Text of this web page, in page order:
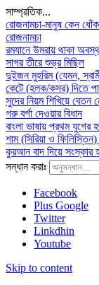
সাম্প্রতিক...
রোজনামচা-মানুষ কেন
রোজনামচা
রমযানে উমরায় থাকা
সাগর তীরে শুভ্র মিছিল
দুইজন মুহরিম (যেমন,
কেটে (হলক/কসর) দিতে
সুদের নিয়ম শিখিয়ে বেতন
গরু বর্গা দেওয়ার বিধান
বাংলা ভাষায় প্রথম যুগের
শাম (সিরিয়া ও
কুরআন বাদ দিয়ে সংস্কার
সন্ধান করাঃ
Facebook
Plus Google
Twitter
Linkdhin
Youtube
Skip to content